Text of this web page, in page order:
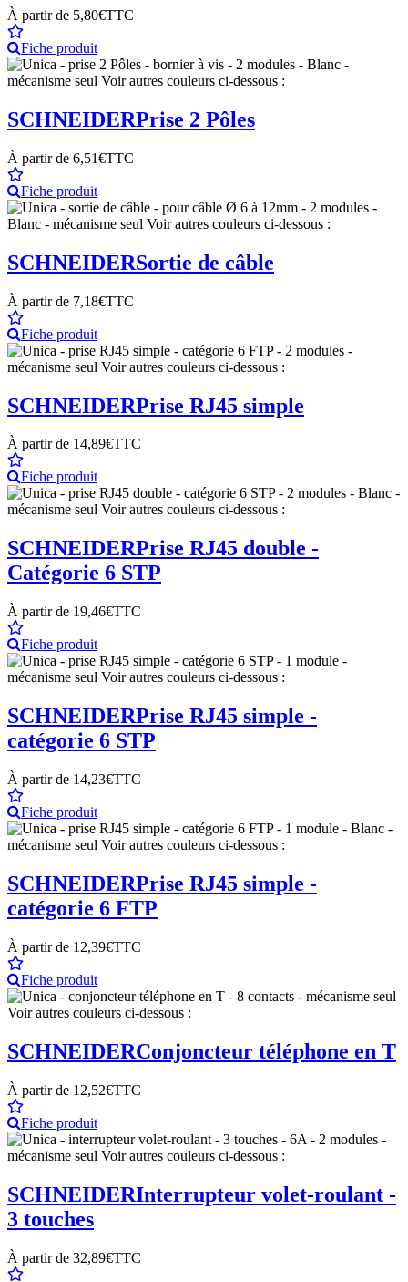
À partir de 5,80€TTC
Fiche produit
SCHNEIDERPrise 2 Pôles
À partir de 6,51€TTC
Fiche produit
SCHNEIDERSortie de câble
À partir de 7,18€TTC
Fiche produit
SCHNEIDERPrise RJ45 simple
À partir de 14,89€TTC
Fiche produit
SCHNEIDERPrise RJ45 double -
Catégorie 6 STP
À partir de 19,46€TTC
Fiche produit
SCHNEIDERPrise RJ45 simple -
catégorie 6 STP
À partir de 14,23€TTC
Fiche produit
SCHNEIDERPrise RJ45 simple -
catégorie 6 FTP
À partir de 12,39€TTC
Fiche produit
SCHNEIDERConjoncteur téléphone en T
À partir de 12,52€TTC
Fiche produit
SCHNEIDERInterrupteur volet-roulant -
3 touches
À partir de 32,89€TTC